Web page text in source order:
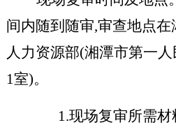
间内随到随审,审查地点
人力资源部(湘潭市第一
1室)。
1.现场复审所需材